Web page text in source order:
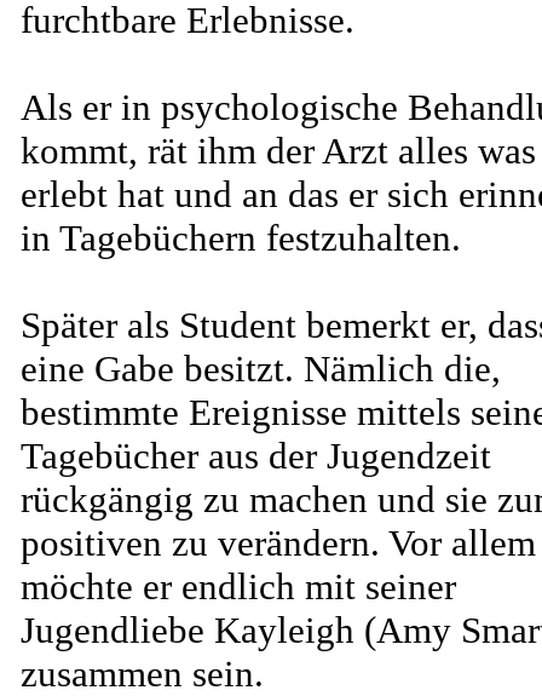
furchtbare Erlebnisse.
Als er in psychologische
kommt, rät ihm der Arzt alles
erlebt hat und an das er sich
in Tagebüchern festzuhalten.
Später als Student bemerkt er,
eine Gabe besitzt. Nämlich die,
bestimmte Ereignisse mittels
Tagebücher aus der Jugendzeit
rückgängig zu machen und sie
positiven zu verändern. Vor allem
möchte er endlich mit seiner
Jugendliebe Kayleigh (Amy
zusammen sein.